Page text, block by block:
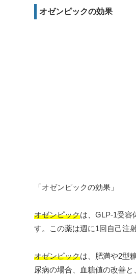
オゼンピックの効果
「オゼンピックの効果」
オゼンピックは、GLP-1受容
す。この薬は週に1回自己注
オゼンピックは、肥満や2型
尿病の場合、血糖値の改善